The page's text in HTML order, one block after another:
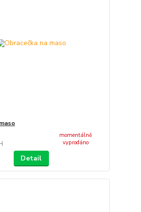
momentálně
vyprodáno
Detail